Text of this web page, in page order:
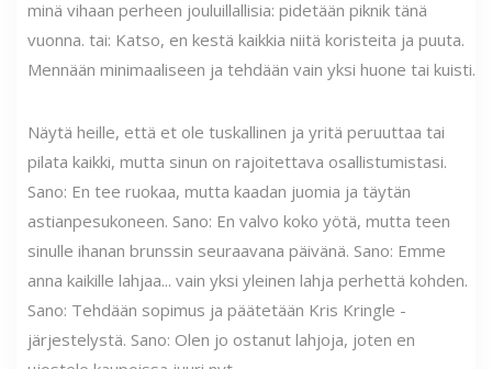
minä vihaan perheen jouluillallisia: pidetään piknik tänä
vuonna. tai: Katso, en kestä kaikkia niitä koristeita ja puuta.
Mennään minimaaliseen ja tehdään vain yksi huone tai kuisti.
Näytä heille, että et ole tuskallinen ja yritä peruuttaa tai
pilata kaikki, mutta sinun on rajoitettava osallistumistasi.
Sano: En tee ruokaa, mutta kaadan juomia ja täytän
astianpesukoneen. Sano: En valvo koko yötä, mutta teen
sinulle ihanan brunssin seuraavana päivänä. Sano: Emme
anna kaikille lahjaa... vain yksi yleinen lahja perhettä kohden.
Sano: Tehdään sopimus ja päätetään Kris Kringle -
järjestelystä. Sano: Olen jo ostanut lahjoja, joten en